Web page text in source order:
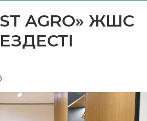
AGRO» ЖШС